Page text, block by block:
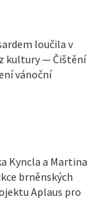
loučila v
kultury — Čištění
vánoční
Kyncla a Martina
brněnských
Aplaus pro